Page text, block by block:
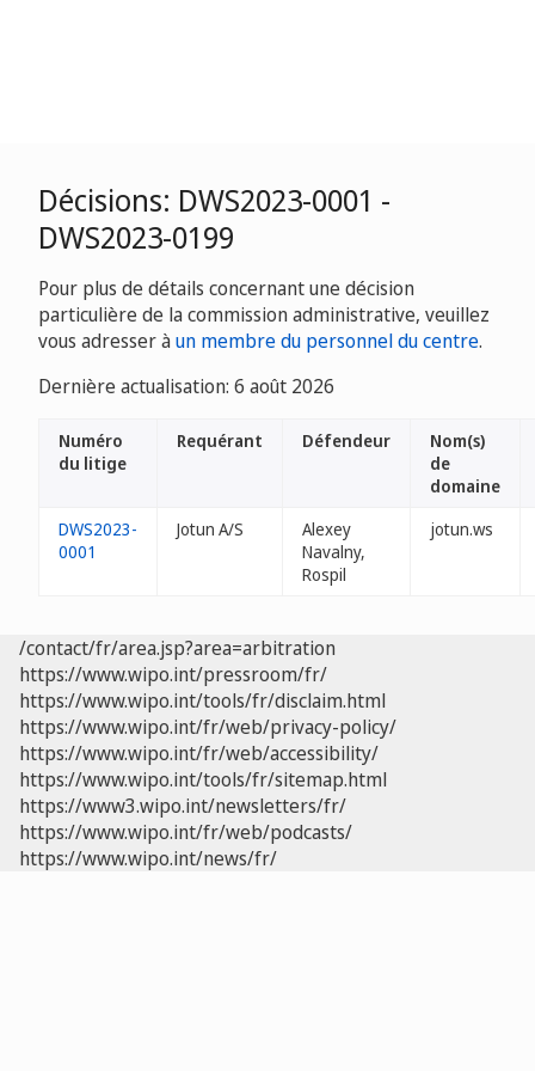
Décisions: DWS2023-0001 -
DWS2023-0199
Pour plus de détails concernant une décision
particulière de la commission administrative, veuillez
vous adresser àun membre du personnel du centre.
Dernière actualisation: 6 août 2026
Numéro
du litige
Requérant Défendeur
Nom(s)
de
domaine
DWS2023-
0001
Jotun A/S
Alexey
Navalny,
Rospil
jotun.ws
/contact/fr/area.jsp?area=arbitration
https://www.wipo.int/pressroom/fr/
https://www.wipo.int/tools/fr/disclaim.html
https://www.wipo.int/fr/web/privacy-policy/
https://www.wipo.int/fr/web/accessibility/
https://www.wipo.int/tools/fr/sitemap.html
https://www3.wipo.int/newsletters/fr/
https://www.wipo.int/fr/web/podcasts/
https://www.wipo.int/news/fr/